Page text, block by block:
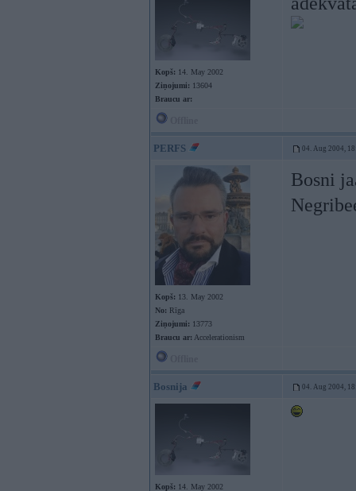
Kopš: 14. May 2002
Ziņojumi: 13604
Braucu ar:
PERFS 04. Aug 2004,
Kopš: 13. May 2002
No: Rīga
Ziņojumi: 13773
Braucu ar: Accelerationism
Bosni
Bosnija 04. Aug 2004,
Kopš: 14. May 2002